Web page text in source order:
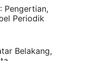
Pengertian,
Periodik
Belakang,